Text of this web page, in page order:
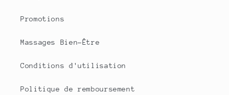
Promotions
Massages Bien-Être
Conditions d'utilisation
Politique de remboursement